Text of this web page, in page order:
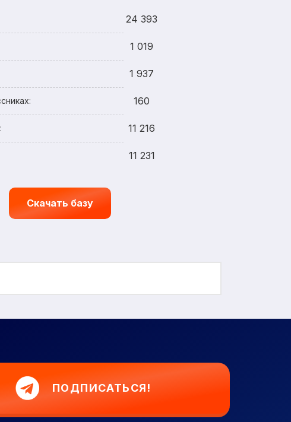
24 393
1 019
1 937
160
11 216
11 231
Скачать базу
ПОДПИСАТЬСЯ!